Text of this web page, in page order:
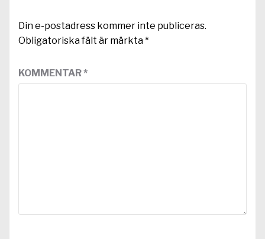
Din e-postadress kommer inte publiceras.
Obligatoriska fält är märkta*
KOMMENTAR*